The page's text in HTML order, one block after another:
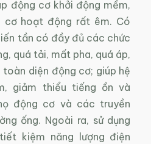
động cơ khởi động mềm,
cơ hoạt động rất êm. Có
tần có đầy đủ các chức
quá tải, mất pha, quá áp,
diện động cơ; giúp hệ
giảm thiểu tiếng ồn và
động cơ và các truyền
ống. Ngoài ra, sử dụng
kiệm năng lượng điện